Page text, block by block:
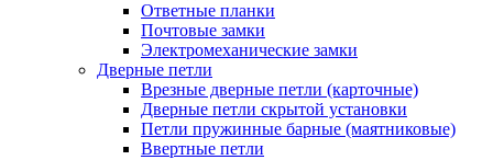
Ответные планки
Почтовые замки
Электромеханические замки
Дверные петли
Врезные дверные петли (карточные)
Дверные петли скрытой установки
Петли пружинные барные (маятниковые)
Ввертные петли